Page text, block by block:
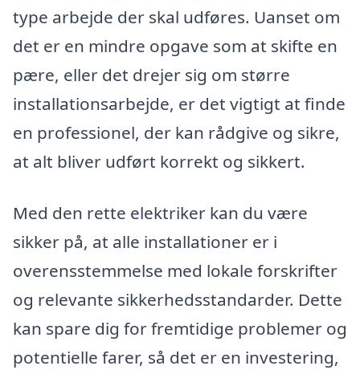
type arbejde der skal udføres. Uanset om
det er en mindre opgave som at skifte en
pære, eller det drejer sig om større
installationsarbejde, er det vigtigt at finde
en professionel, der kan rådgive og sikre,
at alt bliver udført korrekt og sikkert.
Med den rette elektriker kan du være
sikker på, at alle installationer er i
overensstemmelse med lokale forskrifter
og relevante sikkerhedsstandarder. Dette
kan spare dig for fremtidige problemer og
potentielle farer, så det er en investering,